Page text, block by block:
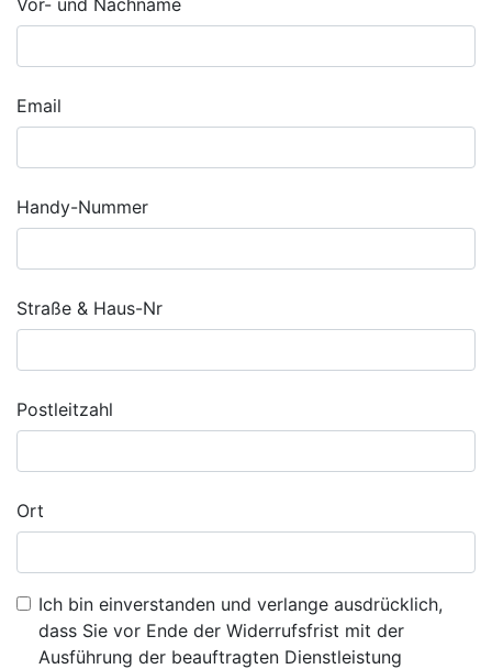
Vor- und Nachname
Email
Handy-Nummer
Straße & Haus-Nr
Postleitzahl
Ort
Ich bin einverstanden und verlange ausdrücklich,
dass Sie vor Ende der Widerrufsfrist mit der
Ausführung der beauftragten Dienstleistung